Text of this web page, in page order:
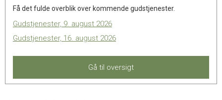
2025Få det fulde overblik over kommende gudstjenester.
Gudstjenester, 9. august 2026
Gudstjenester, 16. august 2026
Gå til oversigt